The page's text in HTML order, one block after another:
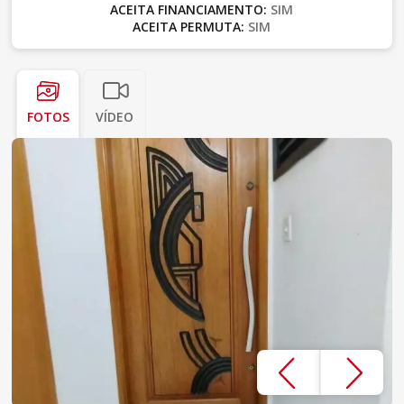
ACEITA FINANCIAMENTO: SIM
ACEITA PERMUTA: SIM
FOTOS VÍDEO